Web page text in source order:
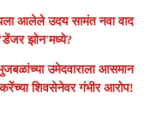
आलेले उदय सामंत नवा वाद
झोन'मध्ये?
उमेदवाराला आसमान
शिवसेनेवर गंभीर आरोप!